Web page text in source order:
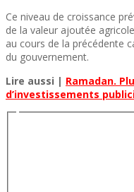
Ce niveau de croissance
de la valeur ajoutée
au cours de la précédente
du gouvernement.
Lire aussi | Ramadan.
d’investissements